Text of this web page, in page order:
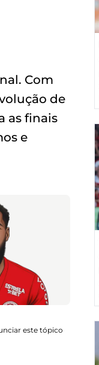
Com
de
as finais
e
este tópico